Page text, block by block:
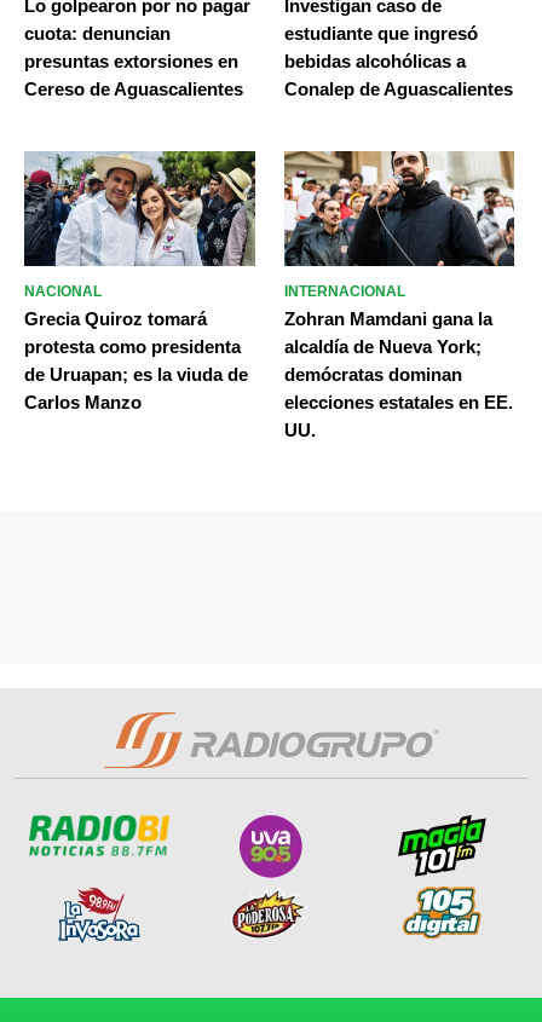
Lo golpearon por no pagar
cuota: denuncian
presuntas extorsiones en
Cereso de Aguascalientes
Investigan caso de
estudiante que ingresó
bebidas alcohólicas a
Conalep de Aguascalientes
NACIONAL
Grecia Quiroz tomará
protesta como presidenta
de Uruapan; es la viuda de
Carlos Manzo
INTERNACIONAL
Zohran Mamdani gana la
alcaldía de Nueva York;
demócratas dominan
elecciones estatales en EE.
UU.